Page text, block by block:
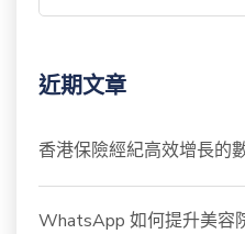
近期文章
香港保險經紀高效增長的
WhatsApp 如何提升美容